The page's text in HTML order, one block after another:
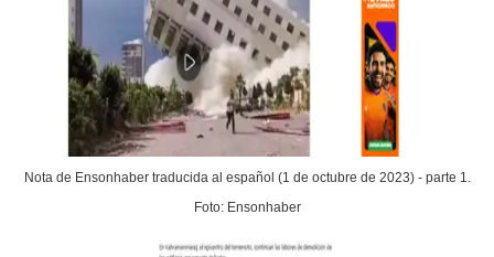
Nota de Ensonhaber traducida al español (1 de octubre de 2023) - parte 1.
Foto: Ensonhaber